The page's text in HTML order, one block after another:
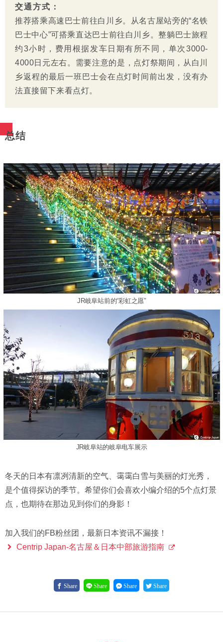
交通方式：
推荐搭乘高速巴士前往白川乡。从名古屋站旁的“名铁
巴士中心”可搭乘直达巴士前往白川乡。整躺巴士旅程
约3小时，费用根据发车日期有所不同，单次3000-
4000日元左右。需要注意的是，点灯祭期间，从白川
乡返程的最后一班巴士会在点灯时间前出发，没有办
法直接留下来看点灯。
总结
JR岐阜站前的“彩虹之愿”
JR岐阜站的岐阜电车展示
冬天的日本有凛冽清新的空气、霭霭白雪与美丽的灯光秀，
是个值得探访的季节。希望你们会喜欢小编介绍的5个点灯景
点，也期待在那边见到你们的身影！
加入我们的FB粉丝团，最新日本资讯不漏接！
Centrip Japan-名古屋＆日本中部旅游指南
Share Share Share Share